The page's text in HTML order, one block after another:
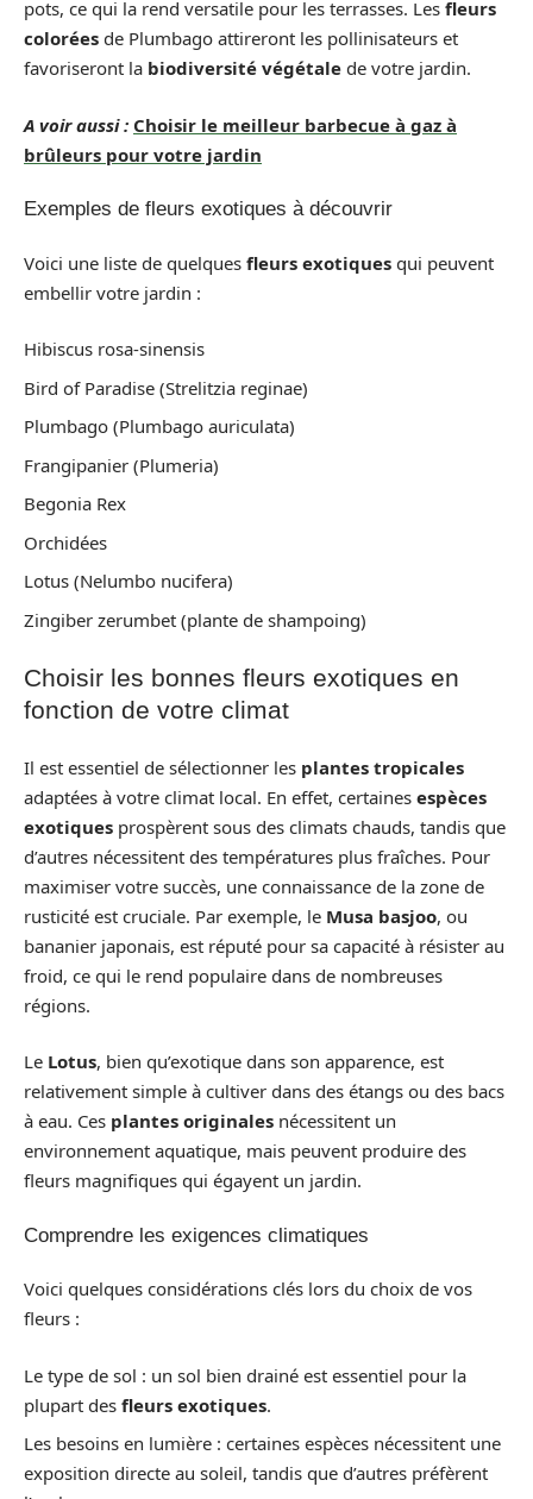
pots, ce qui la rend versatile pour les terrasses. Les fleurs
colorées de Plumbago attireront les pollinisateurs et
favoriseront la biodiversité végétale de votre jardin.
A voir aussi : Choisir le meilleur barbecue à gaz à
brûleurs pour votre jardin
Exemples de fleurs exotiques à découvrir
Voici une liste de quelques fleurs exotiques qui peuvent
embellir votre jardin :
Hibiscus rosa-sinensis
Bird of Paradise (Strelitzia reginae)
Plumbago (Plumbago auriculata)
Frangipanier (Plumeria)
Begonia Rex
Orchidées
Lotus (Nelumbo nucifera)
Zingiber zerumbet (plante de shampoing)
Choisir les bonnes fleurs exotiques en
fonction de votre climat
Il est essentiel de sélectionner les plantes tropicales
adaptées à votre climat local. En effet, certaines espèces
exotiques prospèrent sous des climats chauds, tandis que
d’autres nécessitent des températures plus fraîches. Pour
maximiser votre succès, une connaissance de la zone de
rusticité est cruciale. Par exemple, le Musa basjoo, ou
bananier japonais, est réputé pour sa capacité à résister au
froid, ce qui le rend populaire dans de nombreuses
régions.
Le Lotus, bien qu’exotique dans son apparence, est
relativement simple à cultiver dans des étangs ou des bacs
à eau. Ces plantes originales nécessitent un
environnement aquatique, mais peuvent produire des
fleurs magnifiques qui égayent un jardin.
Comprendre les exigences climatiques
Voici quelques considérations clés lors du choix de vos
fleurs :
Le type de sol : un sol bien drainé est essentiel pour la
plupart des fleurs exotiques.
Les besoins en lumière : certaines espèces nécessitent une
exposition directe au soleil, tandis que d’autres préfèrent